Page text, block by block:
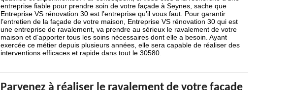
entreprise fiable pour prendre soin de votre façade à Seynes, sache que
Entreprise VS rénovation 30 est l’entreprise qu’il vous faut. Pour garantir
l’entretien de la façade de votre maison, Entreprise VS rénovation 30 qui est
une entreprise de ravalement, va prendre au sérieux le ravalement de votre
maison et d’apporter tous les soins nécessaires dont elle a besoin. Ayant
exercée ce métier depuis plusieurs années, elle sera capable de réaliser des
interventions efficaces et rapide dans tout le 30580.
Parvenez à réaliser le ravalement de votre façade